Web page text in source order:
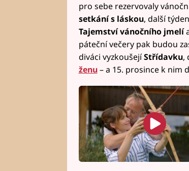
pro sebe rezervovaly
setkání s láskou, další
Tajemství vánočního jmelí
páteční večery pak budou
diváci vyzkoušejíStřídavku,
ženu– a 15. prosince k nim